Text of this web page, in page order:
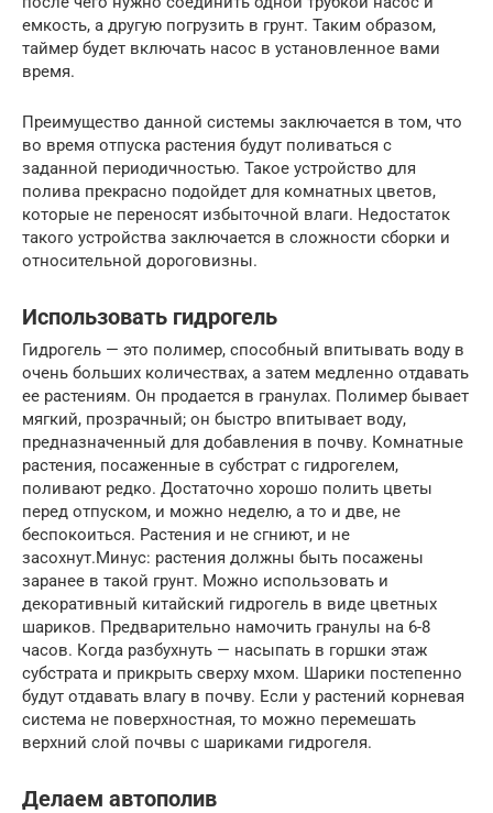
емкость, а другую погрузить в грунт. Таким образом,
таймер будет включать насос в установленное вами
время.
Преимущество данной системы заключается в том, что
во время отпуска растения будут поливаться с
заданной периодичностью. Такое устройство для
полива прекрасно подойдет для комнатных цветов,
которые не переносят избыточной влаги. Недостаток
такого устройства заключается в сложности сборки и
относительной дороговизны.
Использовать гидрогель
Гидрогель — это полимер, способный впитывать воду в
очень больших количествах, а затем медленно отдавать
ее растениям. Он продается в гранулах. Полимер бывает
мягкий, прозрачный; он быстро впитывает воду,
предназначенный для добавления в почву. Комнатные
растения, посаженные в субстрат с гидрогелем,
поливают редко. Достаточно хорошо полить цветы
перед отпуском, и можно неделю, а то и две, не
беспокоиться. Растения и не сгниют, и не
засохнут.Минус: растения должны быть посажены
заранее в такой грунт. Можно использовать и
декоративный китайский гидрогель в виде цветных
шариков. Предварительно намочить гранулы на 6-8
часов. Когда разбухнуть — насыпать в горшки этаж
субстрата и прикрыть сверху мхом. Шарики постепенно
будут отдавать влагу в почву. Если у растений корневая
система не поверхностная, то можно перемешать
верхний слой почвы с шариками гидрогеля.
Делаем автополив